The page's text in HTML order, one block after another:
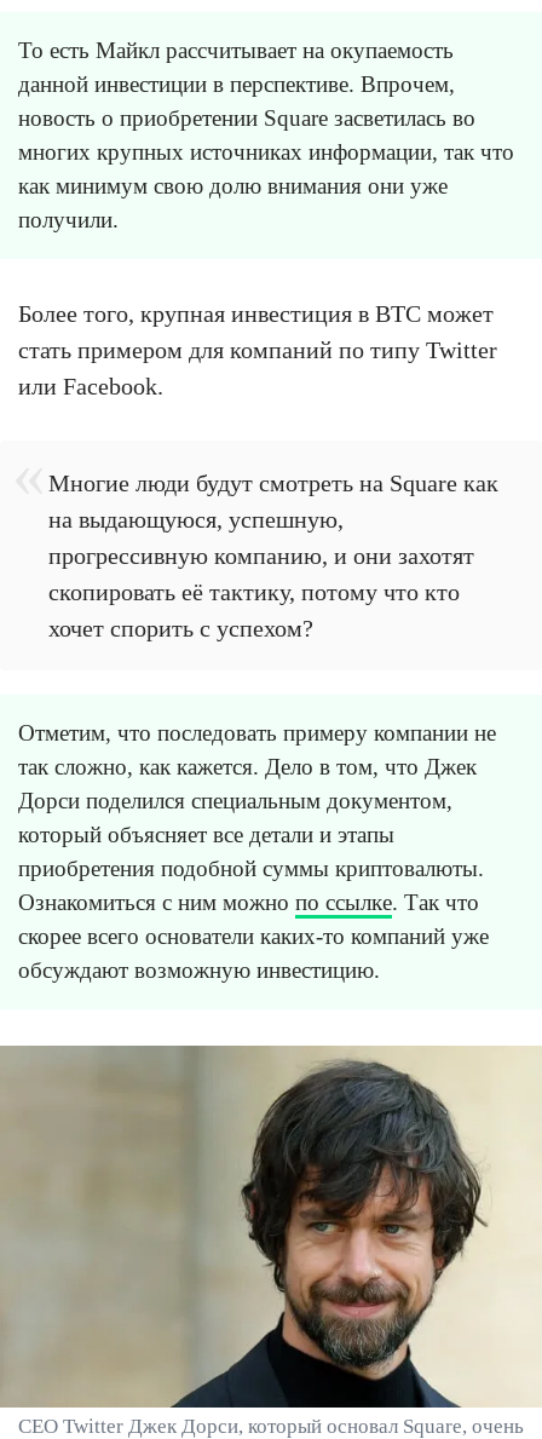
То есть Майкл рассчитывает на окупаемость
данной инвестиции в перспективе. Впрочем,
новость о приобретении Square засветилась во
многих крупных источниках информации, так что
как минимум свою долю внимания они уже
получили.
Более того, крупная инвестиция в BTC может
стать примером для компаний по типу Twitter
или Facebook.
Многие люди будут смотреть на Square как
на выдающуюся, успешную,
прогрессивную компанию, и они захотят
скопировать её тактику, потому что кто
хочет спорить с успехом?
Отметим, что последовать примеру компании не
так сложно, как кажется. Дело в том, что Джек
Дорси поделился специальным документом,
который объясняет все детали и этапы
приобретения подобной суммы криптовалюты.
Ознакомиться с ним можно по ссылке. Так что
скорее всего основатели каких-то компаний уже
обсуждают возможную инвестицию.
CEO Twitter Джек Дорси, который основал Square, очень